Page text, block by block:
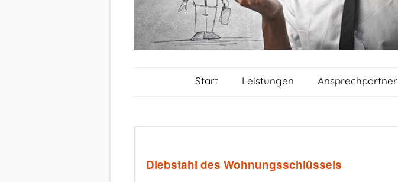
Start Leistungen Ansprechpartner
Diebstahl des Wohnungsschlüssels